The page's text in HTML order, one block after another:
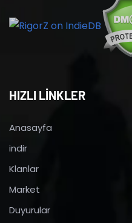
HIZLI LİNKLER
Anasayfa
indir
Klanlar
Market
Duyurular